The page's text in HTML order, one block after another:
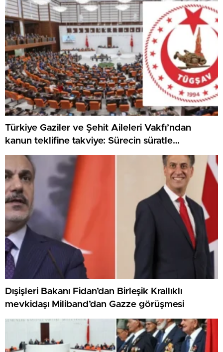
Türkiye Gaziler ve Şehit Aileleri Vakfı’ndan
kanun teklifine takviye: Sürecin süratle
tamamlanmasını temenni ediyoruz
Dışişleri Bakanı Fidan’dan Birleşik Krallıklı
mevkidaşı Miliband’dan Gazze görüşmesi